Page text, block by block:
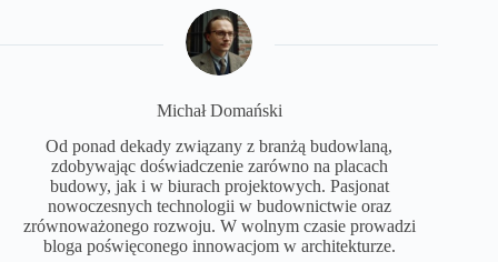
Michał Domański
Od ponad dekady związany z branżą budowlaną,
zdobywając doświadczenie zarówno na placach
budowy, jak i w biurach projektowych. Pasjonat
nowoczesnych technologii w budownictwie oraz
zrównoważonego rozwoju. W wolnym czasie prowadzi
bloga poświęconego innowacjom w architekturze.